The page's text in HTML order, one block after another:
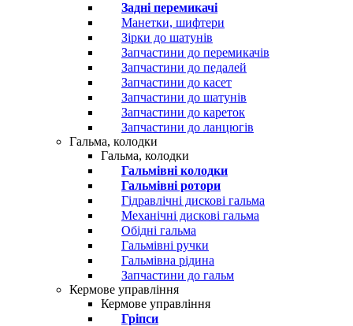
Задні перемикачі
Манетки, шифтери
Зірки до шатунів
Запчастини до перемикачів
Запчастини до педалей
Запчастини до касет
Запчастини до шатунів
Запчастини до кареток
Запчастини до ланцюгів
Гальма, колодки
Гальма, колодки
Гальмівні колодки
Гальмівні ротори
Гідравлічні дискові гальма
Механічні дискові гальма
Обідні гальма
Гальмівні ручки
Гальмівна рідина
Запчастини до гальм
Кермове управління
Кермове управління
Гріпси